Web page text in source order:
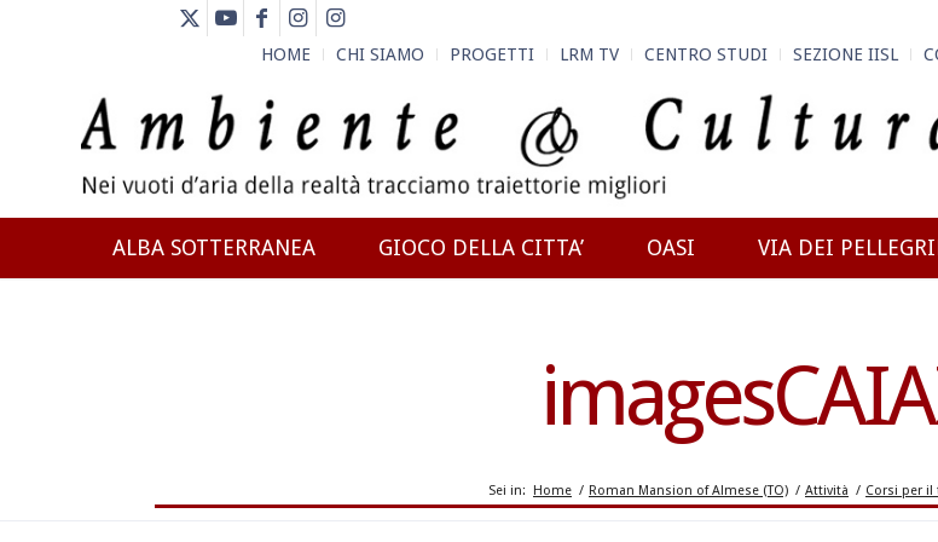
HOME CHI SIAMO PROGETTI LRM TV CENTRO STUDI SEZIONE IISL
ALBA SOTTERRANEA GIOCO DELLA CITTA’ OASI VIA DEI
Sei in: Home / Roman Mansion of Almese (TO) / Attività / Corsi per